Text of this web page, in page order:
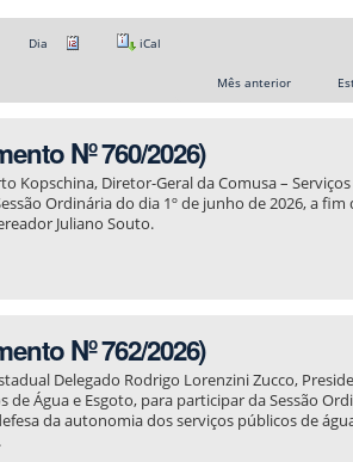
Dia iCal
Mês anterior
Nº 760/2026)
Kopschina, Diretor-Geral da Comusa –
Ordinária do dia 1º de junho de 2026, a fim
Juliano Souto.
Nº 762/2026)
Delegado Rodrigo Lorenzini Zucco,
de Água e Esgoto, para participar da Sessão
da autonomia dos serviços públicos de